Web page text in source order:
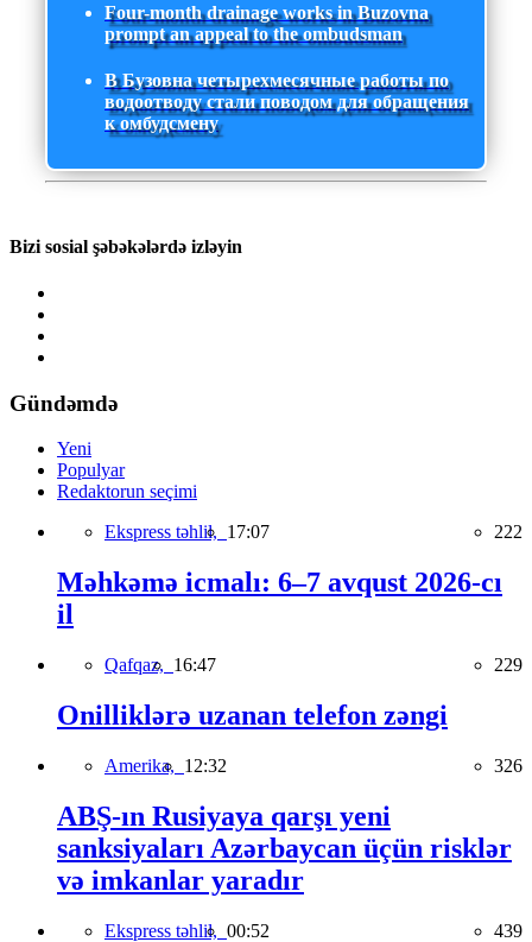
Four-month drainage works in Buzovna
prompt an appeal to the ombudsman
В Бузовна четырехмесячные работы по
водоотводу стали поводом для обращения
к омбудсмену
Bizi sosial şəbəkələrdə izləyin
Gündəmdə
Yeni
Populyar
Redaktorun seçimi
Ekspress təhlil, 17:07 222
Məhkəmə icmalı: 6–7 avqust 2026-cı
il
Qafqaz, 16:47 229
Onilliklərə uzanan telefon zəngi
Amerika, 12:32 326
ABŞ-ın Rusiyaya qarşı yeni
sanksiyaları Azərbaycan üçün risklər
və imkanlar yaradır
Ekspress təhlil, 00:52 439